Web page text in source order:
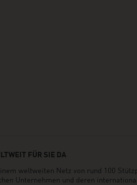
FÜR SIE DA
weltweiten Netz von rund 100
Unternehmen und deren